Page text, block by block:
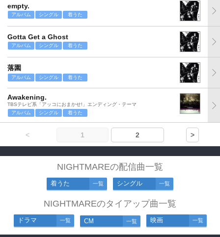
empty.
アルバム シングル 着うた
Gotta Get a Ghost
アルバム シングル 着うた
落園
アルバム シングル 着うた
Awakening.
TBSテレビ系「アッコにおまかせ!」エンディング・テーマ
アルバム
シングル 着うた
< 1 2 >
NIGHTMAREの配信曲一覧
着うた 一覧 シングル 一覧
NIGHTMAREのタイアップ曲一覧
ドラマ 一覧 CM 一覧 映画 一覧